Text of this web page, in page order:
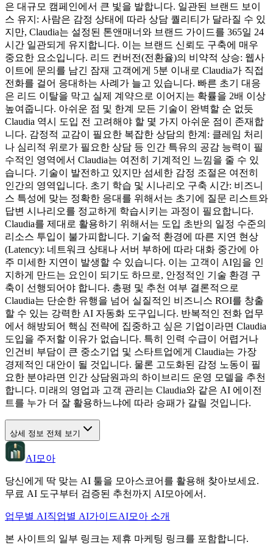
은 대규모 캠페인에서 큰 빛을 발합니다. 일관된 브랜드 보이
스 유지: 사람은 감정 상태에 따라 상담 퀄리티가 달라질 수 있
지만, Claudia는 설정된 톤앤매너와 브랜드 가이드를 365일 24
시간 일관되게 유지합니다. 이는 브랜드 신뢰도 구축에 매우
중요한 요소입니다. 리드 컨버전(전환율)의 비약적 상승: 웹사
이트에 문의를 남긴 잠재 고객에게 5분 이내로 Claudia가 직접
전화를 걸어 응대하는 사례가 늘고 있습니다. 빠른 초기 대응
은 리드 이탈을 막고 실제 계약으로 이어지는 확률을 2배 이상
높여줍니다. 아쉬운 점 및 한계 모든 기술이 완벽할 순 없듯
Claudia 역시 도입 전 고려해야 할 몇 가지 아쉬운 점이 존재합
니다. 감정적 교감이 필요한 복잡한 상담의 한계: 클레임 처리
나 심리적 위로가 필요한 상담 등 인간 특유의 공감 능력이 필
수적인 영역에서 Claudia는 여전히 기계적인 느낌을 줄 수 있
습니다. 기술이 발전하고 있지만 섬세한 감정 조절은 여전히
인간의 영역입니다. 초기 학습 및 시나리오 구축 시간: 비즈니
스 특성에 맞는 정확한 응대를 위해서는 초기에 질문 리스트와
답변 시나리오를 정교하게 학습시키는 과정이 필요합니다.
Claudia를 제대로 활용하기 위해서는 도입 초반의 일정 수준의
리소스 투입이 불가피합니다. 기술적 환경에 따른 지연 현상
(Latency): 네트워크 상태나 서버 부하에 따라 대화 중간에 아
주 미세한 지연이 발생할 수 있습니다. 이는 고객이 AI임을 인
지하게 만드는 요인이 되기도 하므로, 안정적인 기술 환경 구
축이 선행되어야 합니다. 총평 및 추천 여부 결론적으로
Claudia는 단순한 유행을 넘어 실질적인 비즈니스 ROI를 창출
할 수 있는 강력한 AI 자동화 도구입니다. 반복적인 전화 업무
에서 해방되어 핵심 전략에 집중하고 싶은 기업이라면 Claudia
도입을 주저할 이유가 없습니다. 특히 인력 수급이 어렵거나
인건비 부담이 큰 중소기업 및 스타트업에게 Claudia는 가장
경제적인 대안이 될 것입니다. 물론 고도화된 감정 노동이 필
요한 분야라면 인간 상담원과의 하이브리드 운영 모델을 추천
합니다. 미래의 영업과 고객 관리는 Claudia와 같은 AI 에이전
트를 누가 더 잘 활용하느냐에 따라 승패가 갈릴 것입니다.
상세 정보 전체 보기
AI모아
당신에게 딱 맞는 AI 툴을 모아스코어를 활용해 찾아보세요.
무료 AI 도구부터 검증된 추천까지 AI모아에서.
업무별 AI직업별 AI가이드AI모아 소개
본 사이트의 일부 링크는 제휴 마케팅 링크를 포함합니다.